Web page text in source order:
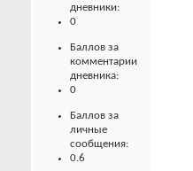
дневники:
0
Баллов за
комментарии
дневника:
0
Баллов за
личные
сообщения:
0.6